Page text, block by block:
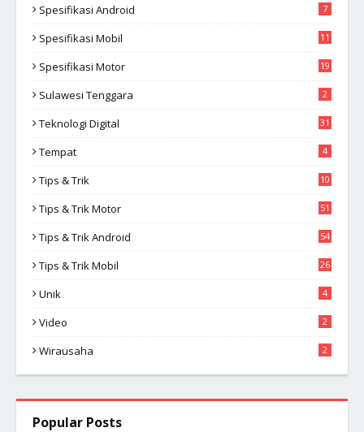
Spesifikasi Android 7
Spesifikasi Mobil 11
Spesifikasi Motor 19
Sulawesi Tenggara 2
Teknologi Digital 31
Tempat 4
Tips & Trik
10
Tips & Trik Motor 51
Tips & Trik Android 54
Tips & Trik Mobil 26
Unik 4
Video 2
Wirausaha 2
Popular Posts